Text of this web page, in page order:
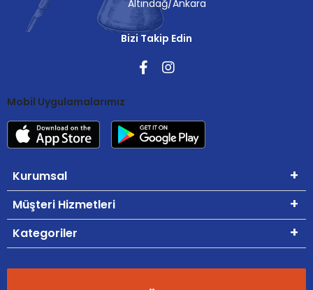
Altındağ/Ankara
Bizi Takip Edin
Mobil Uygulamalarımız
Kurumsal
Müşteri Hizmetleri
Kategoriler